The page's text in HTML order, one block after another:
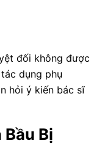
đối không được
dụng phụ
hỏi ý kiến bác sĩ
Bị